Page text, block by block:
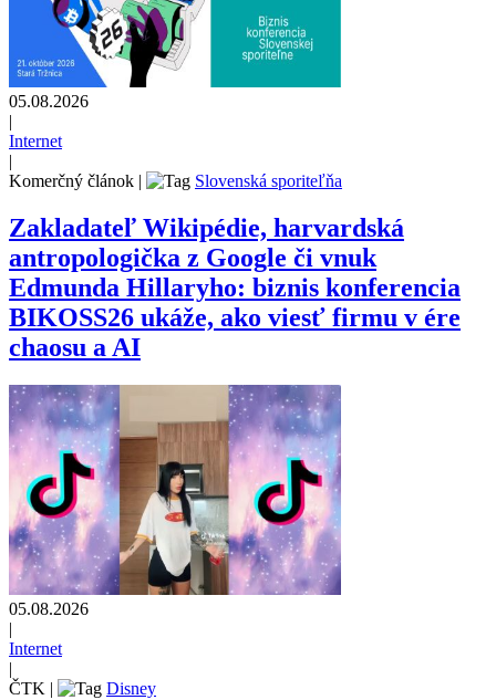
05.08.2026
|
Internet
|
Komerčný článok | Slovenská sporiteľňa
Zakladateľ Wikipédie, harvardská
antropologička z Google či vnuk
Edmunda Hillaryho: biznis konferencia
BIKOSS26 ukáže, ako viesť firmu v ére
chaosu a AI
05.08.2026
|
Internet
|
ČTK | Disney